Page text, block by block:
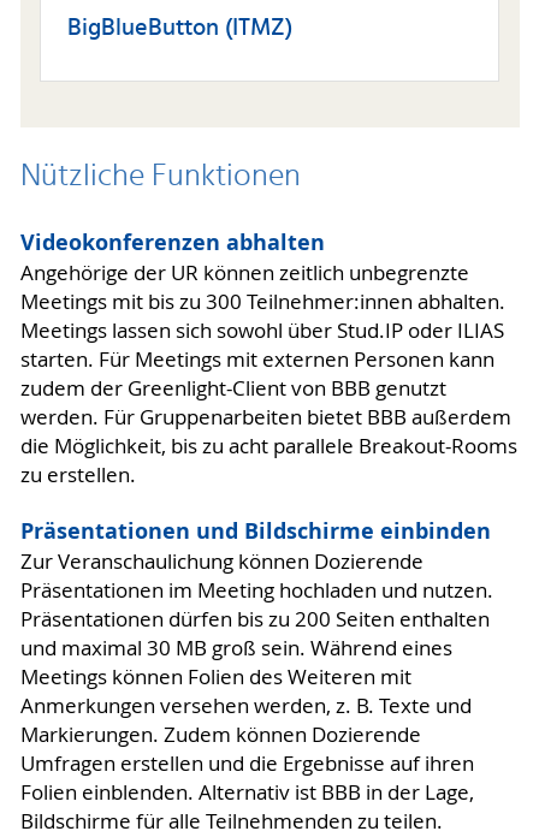
BigBlueButton (ITMZ)
Nützliche Funktionen
Videokonferenzen abhalten
Angehörige der UR können zeitlich unbegrenzte
Meetings mit bis zu 300 Teilnehmer:innen abhalten.
Meetings lassen sich sowohl über Stud.IP oder ILIAS
starten. Für Meetings mit externen Personen kann
zudem der Greenlight-Client von BBB genutzt
werden. Für Gruppenarbeiten bietet BBB außerdem
die Möglichkeit, bis zu acht parallele Breakout-Rooms
zu erstellen.
Präsentationen und Bildschirme einbinden
Zur Veranschaulichung können Dozierende
Präsentationen im Meeting hochladen und nutzen.
Präsentationen dürfen bis zu 200 Seiten enthalten
und maximal 30 MB groß sein. Während eines
Meetings können Folien des Weiteren mit
Anmerkungen versehen werden, z. B. Texte und
Markierungen. Zudem können Dozierende
Umfragen erstellen und die Ergebnisse auf ihren
Folien einblenden. Alternativ ist BBB in der Lage,
Bildschirme für alle Teilnehmenden zu teilen.